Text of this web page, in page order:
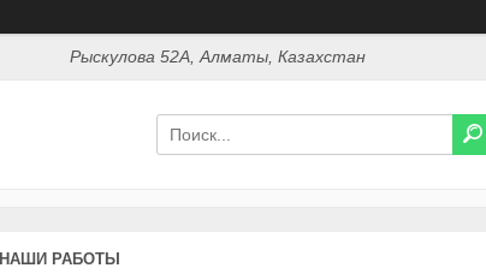
Рыскулова 52А, Алматы, Казахстан
НАШИ РАБОТЫ